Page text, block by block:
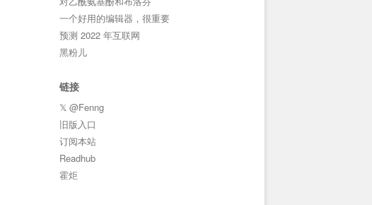
一个好用的编辑器，很重要
预测 2022 年互联网
黑粉儿
链接
𝕏 @Fenng
旧版入口
订阅本站
Readhub
霍炬